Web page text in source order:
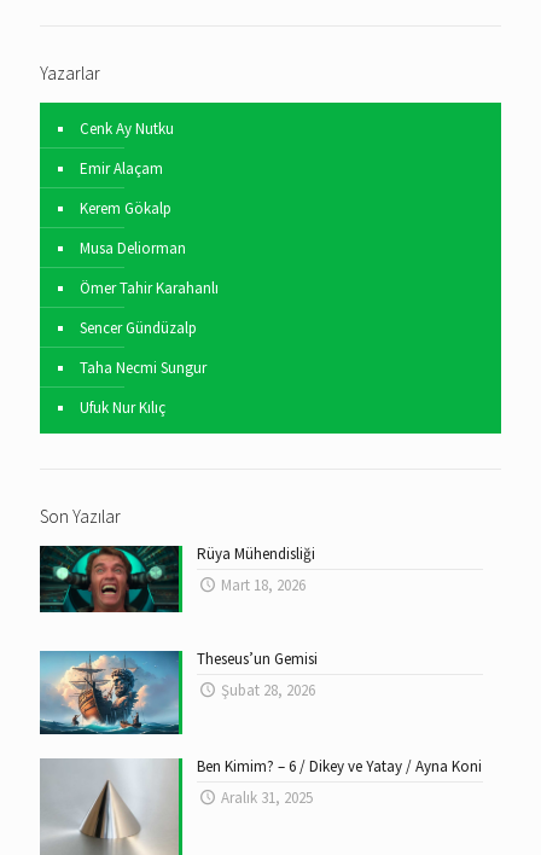
Yazarlar
Cenk Ay Nutku
Emir Alaçam
Kerem Gökalp
Musa Deliorman
Ömer Tahir Karahanlı
Sencer Gündüzalp
Taha Necmi Sungur
Ufuk Nur Kılıç
Son Yazılar
Rüya Mühendisliği
Mart 18, 2026
Theseus’un Gemisi
Şubat 28, 2026
Ben Kimim? – 6 / Dikey ve Yatay / Ayna Koni
Aralık 31, 2025